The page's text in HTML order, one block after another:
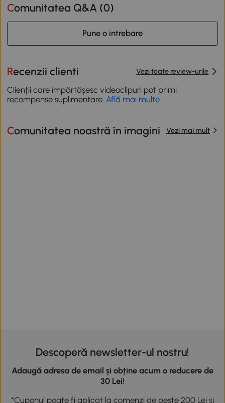
Comunitatea Q&A (0)
Pune o intrebare
Recenzii clienti Vezi toate review-urile
Clienții care împărtășesc videoclipuri pot primi
recompense suplimentare. Află mai multe.
Comunitatea noastră în imagini Vezi mai mult
Descoperă newsletter-ul nostru!
Adaugă adresa de email și obține acum o reducere de
30 Lei!
*Cuponul poate fi aplicat la comenzi de peste 200 Lei și